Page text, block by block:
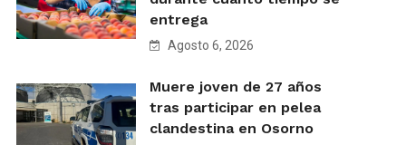
entrega
Agosto 6, 2026
Muere joven de 27 años
tras participar en pelea
clandestina en Osorno